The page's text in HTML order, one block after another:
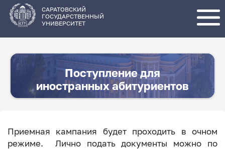
основному
содержанию
САРАТОВСКИЙ
ГОСУДАРСТВЕННЫЙ
УНИВЕРСИТЕТ
Поступление для
иностранных абитуриентов
Приемная кампания будет проходить в очном
режиме. Лично подать документы можно по